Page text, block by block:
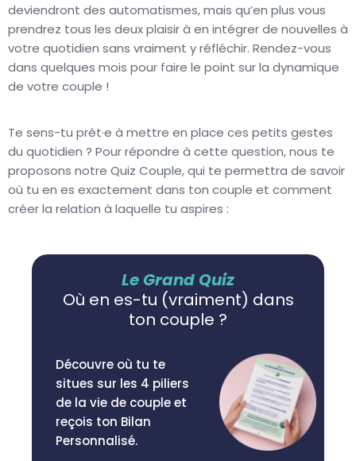
deviendront des automatismes, mais qu’en plus vous
prendrez tous les deux plaisir à en intégrer de nouvelles à
votre quotidien sans vraiment y réfléchir. Rendez-vous
dans quelques mois pour faire le point sur la dynamique
de votre couple !
Te sens-tu prêt·e à mettre en place ces petits gestes
du quotidien ? Pour répondre à cette question, nous te
proposons notre Quiz Couple, qui te permettra de savoir
où tu en es exactement dans ton couple et comment
créer la relation à laquelle tu aspires :
Le Grand Quiz
Où en es-tu (vraiment) dans
ton couple ?
Découvre où tu te
situes sur les 4 piliers
de la vie de couple et
reçois ton Bilan
Personnalisé.